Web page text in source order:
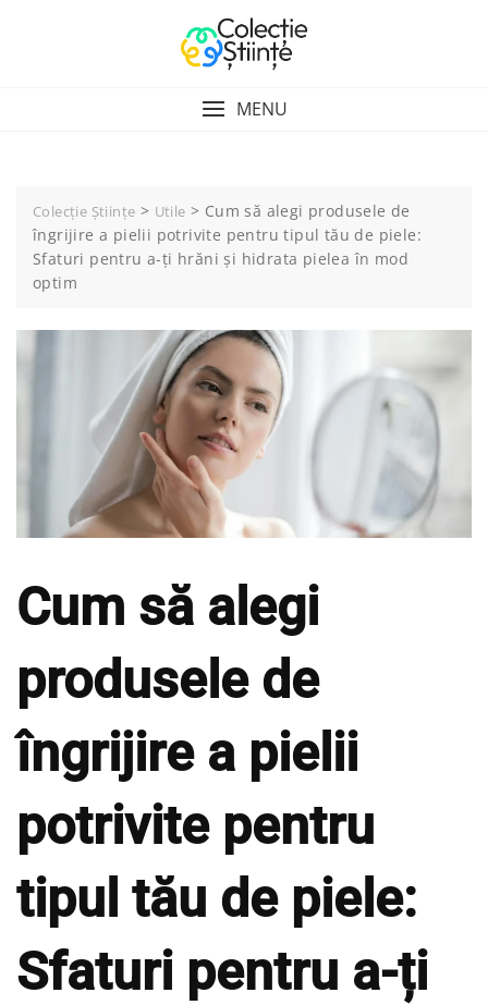
MENU
Colecție Științe > Utile > Cum să alegi produsele de
îngrijire a pielii potrivite pentru tipul tău de piele:
Sfaturi pentru a-ți hrăni și hidrata pielea în mod
optim
Cum să alegi
produsele de
îngrijire a pielii
potrivite pentru
tipul tău de piele:
Sfaturi pentru a-ți